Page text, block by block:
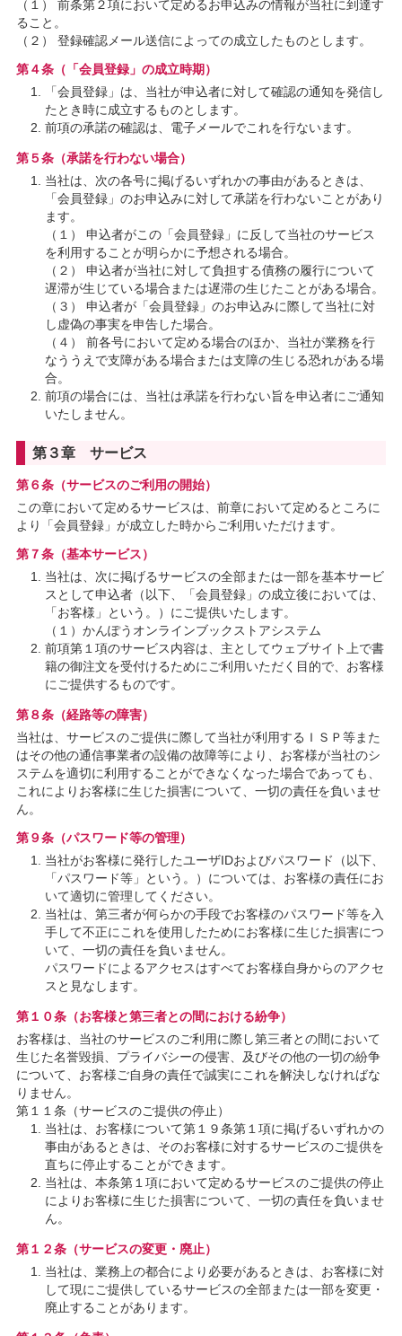
（１） 前条第２項において定めるお申込みの情報が当社に到達す
ること。
（２） 登録確認メール送信によっての成立したものとします。
第４条（「会員登録」の成立時期）
「会員登録」は、当社が申込者に対して確認の通知を発信し
たとき時に成立するものとします。
前項の承諾の確認は、電子メールでこれを行ないます。
第５条（承諾を行わない場合）
当社は、次の各号に掲げるいずれかの事由があるときは、
「会員登録」のお申込みに対して承諾を行わないことがあり
ます。
（１） 申込者がこの「会員登録」に反して当社のサービス
を利用することが明らかに予想される場合。
（２） 申込者が当社に対して負担する債務の履行について
遅滞が生じている場合または遅滞の生じたことがある場合。
（３） 申込者が「会員登録」のお申込みに際して当社に対
し虚偽の事実を申告した場合。
（４） 前各号において定める場合のほか、当社が業務を行
なううえで支障がある場合または支障の生じる恐れがある場
合。
前項の場合には、当社は承諾を行わない旨を申込者にご通知
いたしません。
第３章 サービス
第６条（サービスのご利用の開始）
この章において定めるサービスは、前章において定めるところに
より「会員登録」が成立した時からご利用いただけます。
第７条（基本サービス）
当社は、次に掲げるサービスの全部または一部を基本サービ
スとして申込者（以下、「会員登録」の成立後においては、
「お客様」という。）にご提供いたします。
（１）かんぽうオンラインブックストアシステム
前項第１項のサービス内容は、主としてウェブサイト上で書
籍の御注文を受付けるためにご利用いただく目的で、お客様
にご提供するものです。
第８条（経路等の障害）
当社は、サービスのご提供に際して当社が利用するＩＳＰ等また
はその他の通信事業者の設備の故障等により、お客様が当社のシ
ステムを適切に利用することができなくなった場合であっても、
これによりお客様に生じた損害について、一切の責任を負いませ
ん。
第９条（パスワード等の管理）
当社がお客様に発行したユーザIDおよびパスワード（以下、
「パスワード等」という。）については、お客様の責任にお
いて適切に管理してください。
当社は、第三者が何らかの手段でお客様のパスワード等を入
手して不正にこれを使用したためにお客様に生じた損害につ
いて、一切の責任を負いません。
パスワードによるアクセスはすべてお客様自身からのアクセ
スと見なします。
第１０条（お客様と第三者との間における紛争）
お客様は、当社のサービスのご利用に際し第三者との間において
生じた名誉毀損、プライバシーの侵害、及びその他の一切の紛争
について、お客様ご自身の責任で誠実にこれを解決しなければな
りません。
第１１条（サービスのご提供の停止）
当社は、お客様について第１９条第１項に掲げるいずれかの
事由があるときは、そのお客様に対するサービスのご提供を
直ちに停止することができます。
当社は、本条第１項において定めるサービスのご提供の停止
によりお客様に生じた損害について、一切の責任を負いませ
ん。
第１２条（サービスの変更・廃止）
当社は、業務上の都合により必要があるときは、お客様に対
して現にご提供しているサービスの全部または一部を変更・
廃止することがあります。